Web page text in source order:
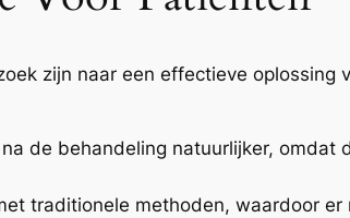
zijn naar een effectieve oplossing
de behandeling natuurlijker, omdat
traditionele methoden, waardoor er